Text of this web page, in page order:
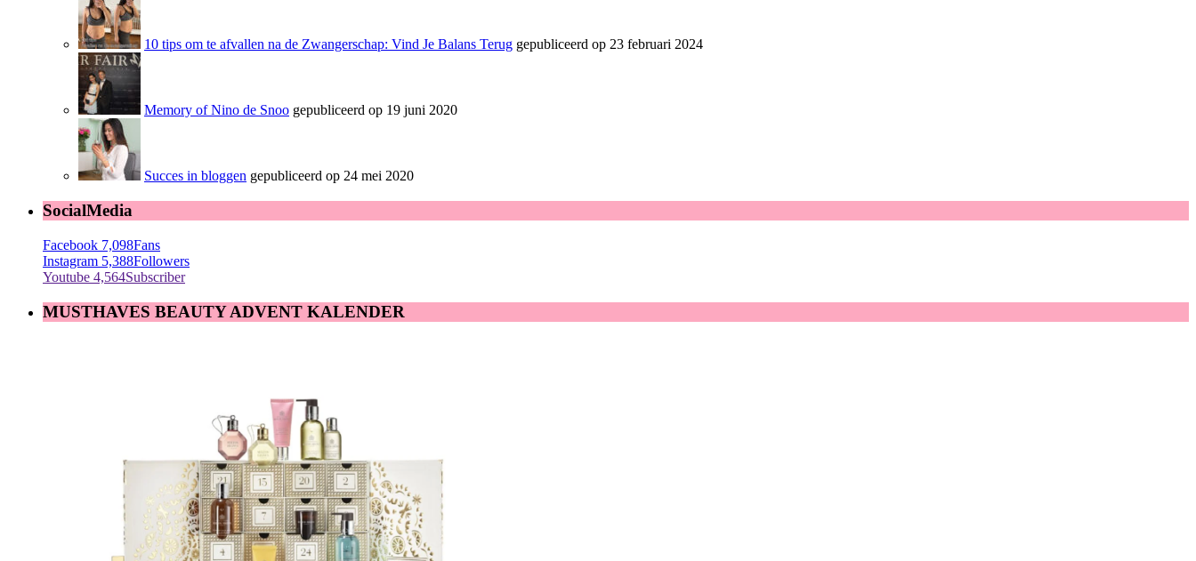
10 tips om te afvallen na de Zwangerschap: Vind Je Balans Terug gepubliceerd op 23 februari 2024
Memory of Nino de Snoo gepubliceerd op 19 juni 2020
Succes in bloggen gepubliceerd op 24 mei 2020
SocialMedia
Facebook 7,098Fans
Instagram 5,388Followers
Youtube 4,564Subscriber
MUSTHAVES BEAUTY ADVENT KALENDER